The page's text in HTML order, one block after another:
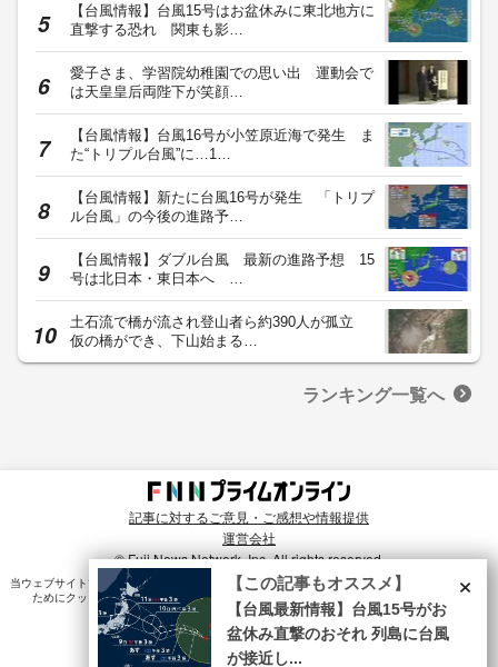
【台風情報】台風15号はお盆休みに東北地方に
直撃する恐れ 関東も影…
愛子さま、学習院幼稚園での思い出 運動会で
は天皇皇后両陛下が笑顔…
【台風情報】台風16号が小笠原近海で発生 ま
た“トリプル台風”に…1…
【台風情報】新たに台風16号が発生 「トリプ
ル台風」の今後の進路予…
【台風情報】ダブル台風 最新の進路予想 15
号は北日本・東日本へ …
土石流で橋が流され登山者ら約390人が孤立
仮の橋ができ、下山始まる…
ランキング一覧へ
記事に対するご意見・ご感想や情報提供
運営会社
© Fuji News Network, Inc. All rights reserved.
当ウェブサイトでは、ユーザのニーズ・興味・関⼼に合致したコンテンツや広告配信を提供する
ためにクッキーを使⽤しています。詳細は、
プライバシーポリシー をご確認ください。×
【この記事もオススメ】
【台風最新情報】台風15号がお
盆休み直撃のおそれ 列島に台風
が接近し...